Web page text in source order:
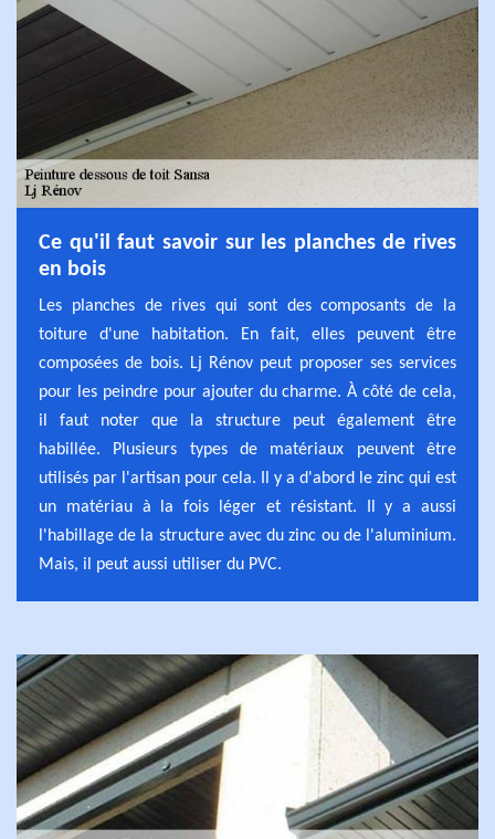
Ce qu'il faut savoir sur les planches de rives
en bois
Les planches de rives qui sont des composants de la
toiture d'une habitation. En fait, elles peuvent être
composées de bois. Lj Rénov peut proposer ses services
pour les peindre pour ajouter du charme. À côté de cela,
il faut noter que la structure peut également être
habillée. Plusieurs types de matériaux peuvent être
utilisés par l'artisan pour cela. Il y a d'abord le zinc qui est
un matériau à la fois léger et résistant. Il y a aussi
l'habillage de la structure avec du zinc ou de l'aluminium.
Mais, il peut aussi utiliser du PVC.